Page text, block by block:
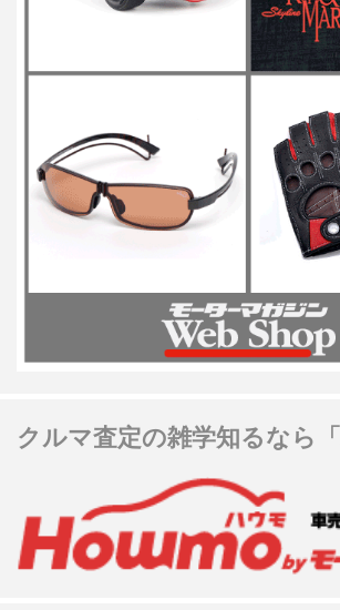
クルマ査定の雑学知るなら「